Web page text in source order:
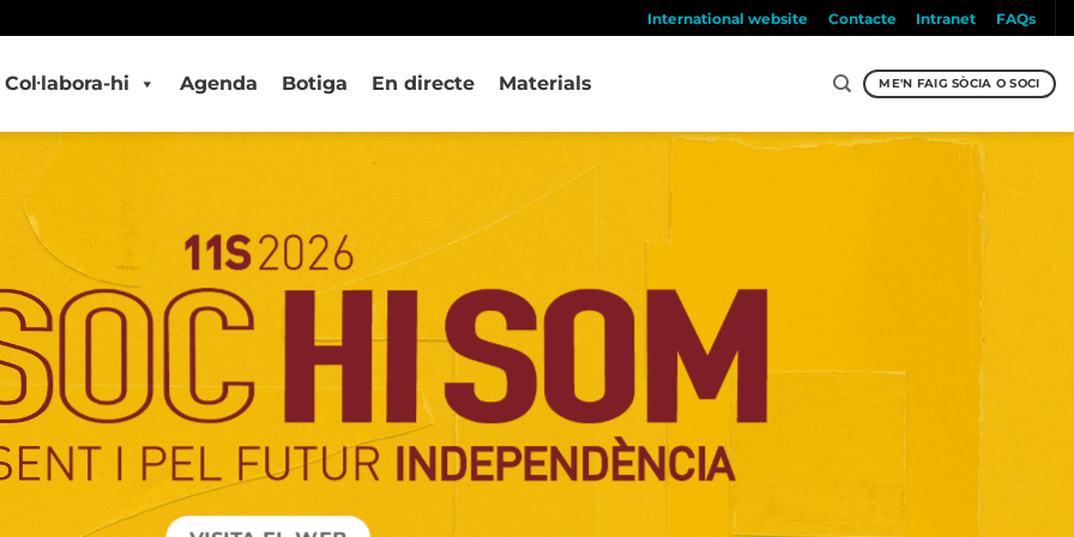
International website Contacte Intranet FAQs
Col·labora-hi Agenda Botiga En directe Materials ME'N FAIG SÒCIA O SOCI